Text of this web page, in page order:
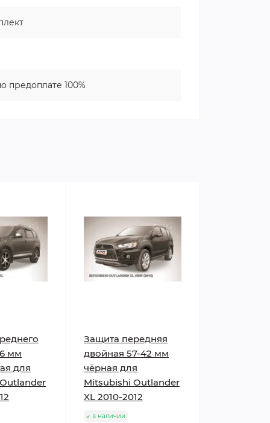
предоплате 100%
мм
для
Защита передняя
двойная 57-42 мм
чёрная для
Mitsubishi Outlander
XL 2010-2012
в наличии